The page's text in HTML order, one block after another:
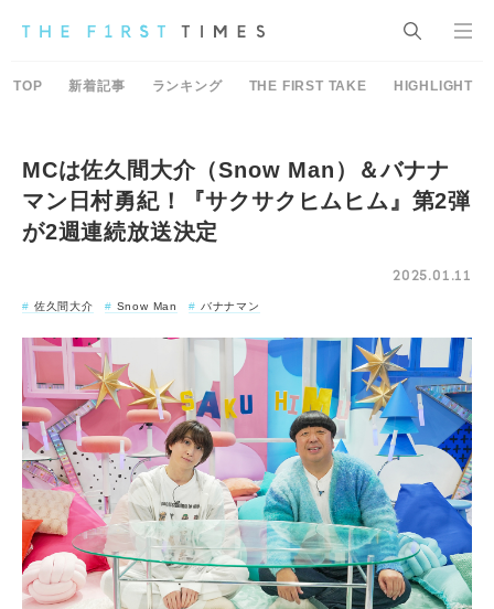
TOP 新着記事 ランキング THE FIRST TAKE HIGHLIGHT
MCは佐久間大介（Snow Man）＆バナナ
マン日村勇紀！『サクサクヒムヒム』第2弾
が2週連続放送決定
2025.01.11
佐久間大介 Snow Man バナナマン